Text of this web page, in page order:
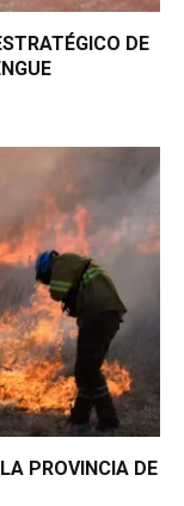
DE
PROVINCIA DE